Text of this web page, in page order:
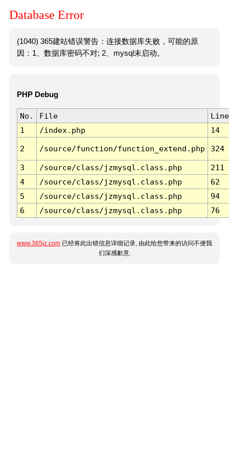
Database Error
(1040) 365建站错误警告：连接数据库失败，可能的原
因：1、数据库密码不对; 2、mysql未启动。
PHP Debug
No. File
Line
1
/index.php 14
2 /source/function/function_extend.php 324
3 /source/class/jzmysql.class.php
211
4
/source/class/jzmysql.class.php
62
5
/source/class/jzmysql.class.php
94
6
/source/class/jzmysql.class.php 76
www.365jz.com 已经将此出错信息详细记录, 由此给您带来的访问不便我
们深感歉意.